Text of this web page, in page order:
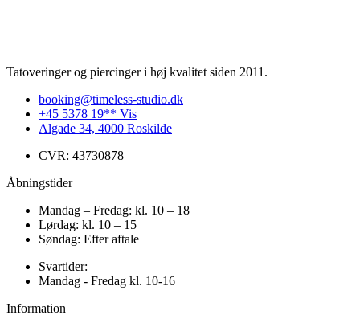
Tatoveringer og piercinger i høj kvalitet siden 2011.
booking@timeless-studio.dk
+45 5378 19** Vis
Algade 34, 4000 Roskilde
CVR: 43730878
Åbningstider
Mandag – Fredag: kl. 10 – 18
Lørdag: kl. 10 – 15
Søndag: Efter aftale
Svartider:
Mandag - Fredag kl. 10-16
Information